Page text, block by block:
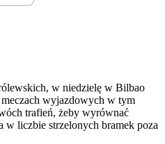
w niedzielę w Bilbao
wyjazdowych w tym
trafień, żeby wyrównać
w liczbie strzelonych bramek poza